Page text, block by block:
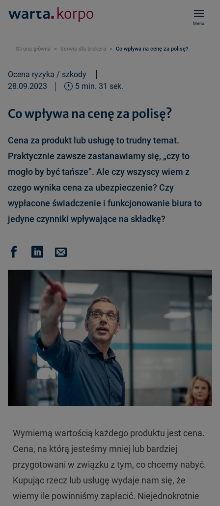
Menu
Strona główna Serwis dla brokera Co wpływa na cenę za polisę?
Ocena ryzyka / szkody
28.09.2023
5 min. 31 sek.
Co wpływa na cenę za polisę?
Cena za produkt lub usługę to trudny temat.
Praktycznie zawsze zastanawiamy się, „czy to
mogło by być tańsze”. Ale czy wszyscy wiem z
czego wynika cena za ubezpieczenie? Czy
wypłacone świadczenie i funkcjonowanie biura to
jedyne czynniki wpływające na składkę?
Wymierną wartością każdego produktu jest cena.
Cena, na którą jesteśmy mniej lub bardziej
przygotowani w związku z tym, co chcemy nabyć.
Kupując rzecz lub usługę wydaje nam się, że
wiemy ile powinniśmy zapłacić. Niejednokrotnie